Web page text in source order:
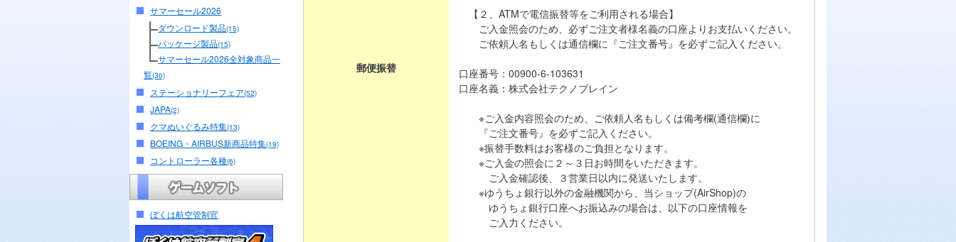
サマーセール2026
ダウンロード製品(15)
パッケージ製品(15)
サマーセール2026全対象商品一
覧(30)
ステーショナリーフェア(52)
JAPA(2)
クマぬいぐるみ特集(13)
BOEING・AIRBUS新商品特集(19)
コントローラー各種(6)
ぼくは航空管制官
郵便振替
【２、ATMで電信振替等をご利用される場合】
ご入金照会のため、必ずご注文者様名義の口座よりお支払いください。
ご依頼人名もしくは通信欄に『ご注文番号』を必ずご記入ください。
口座番号：00900-6-103631
口座名義：株式会社テクノブレイン
※ご入金内容照会のため、ご依頼人名もしくは備考欄(通信欄)に
『ご注文番号』を必ずご記入ください。
※振替手数料はお客様のご負担となります。
※ご入金の照会に２～３日お時間をいただきます。
ご入金確認後、３営業日以内に発送いたします。
※ゆうちょ銀行以外の金融機関から、当ショップ(AirShop)の
ゆうちょ銀行口座へお振込みの場合は、以下の口座情報を
ご入力ください。